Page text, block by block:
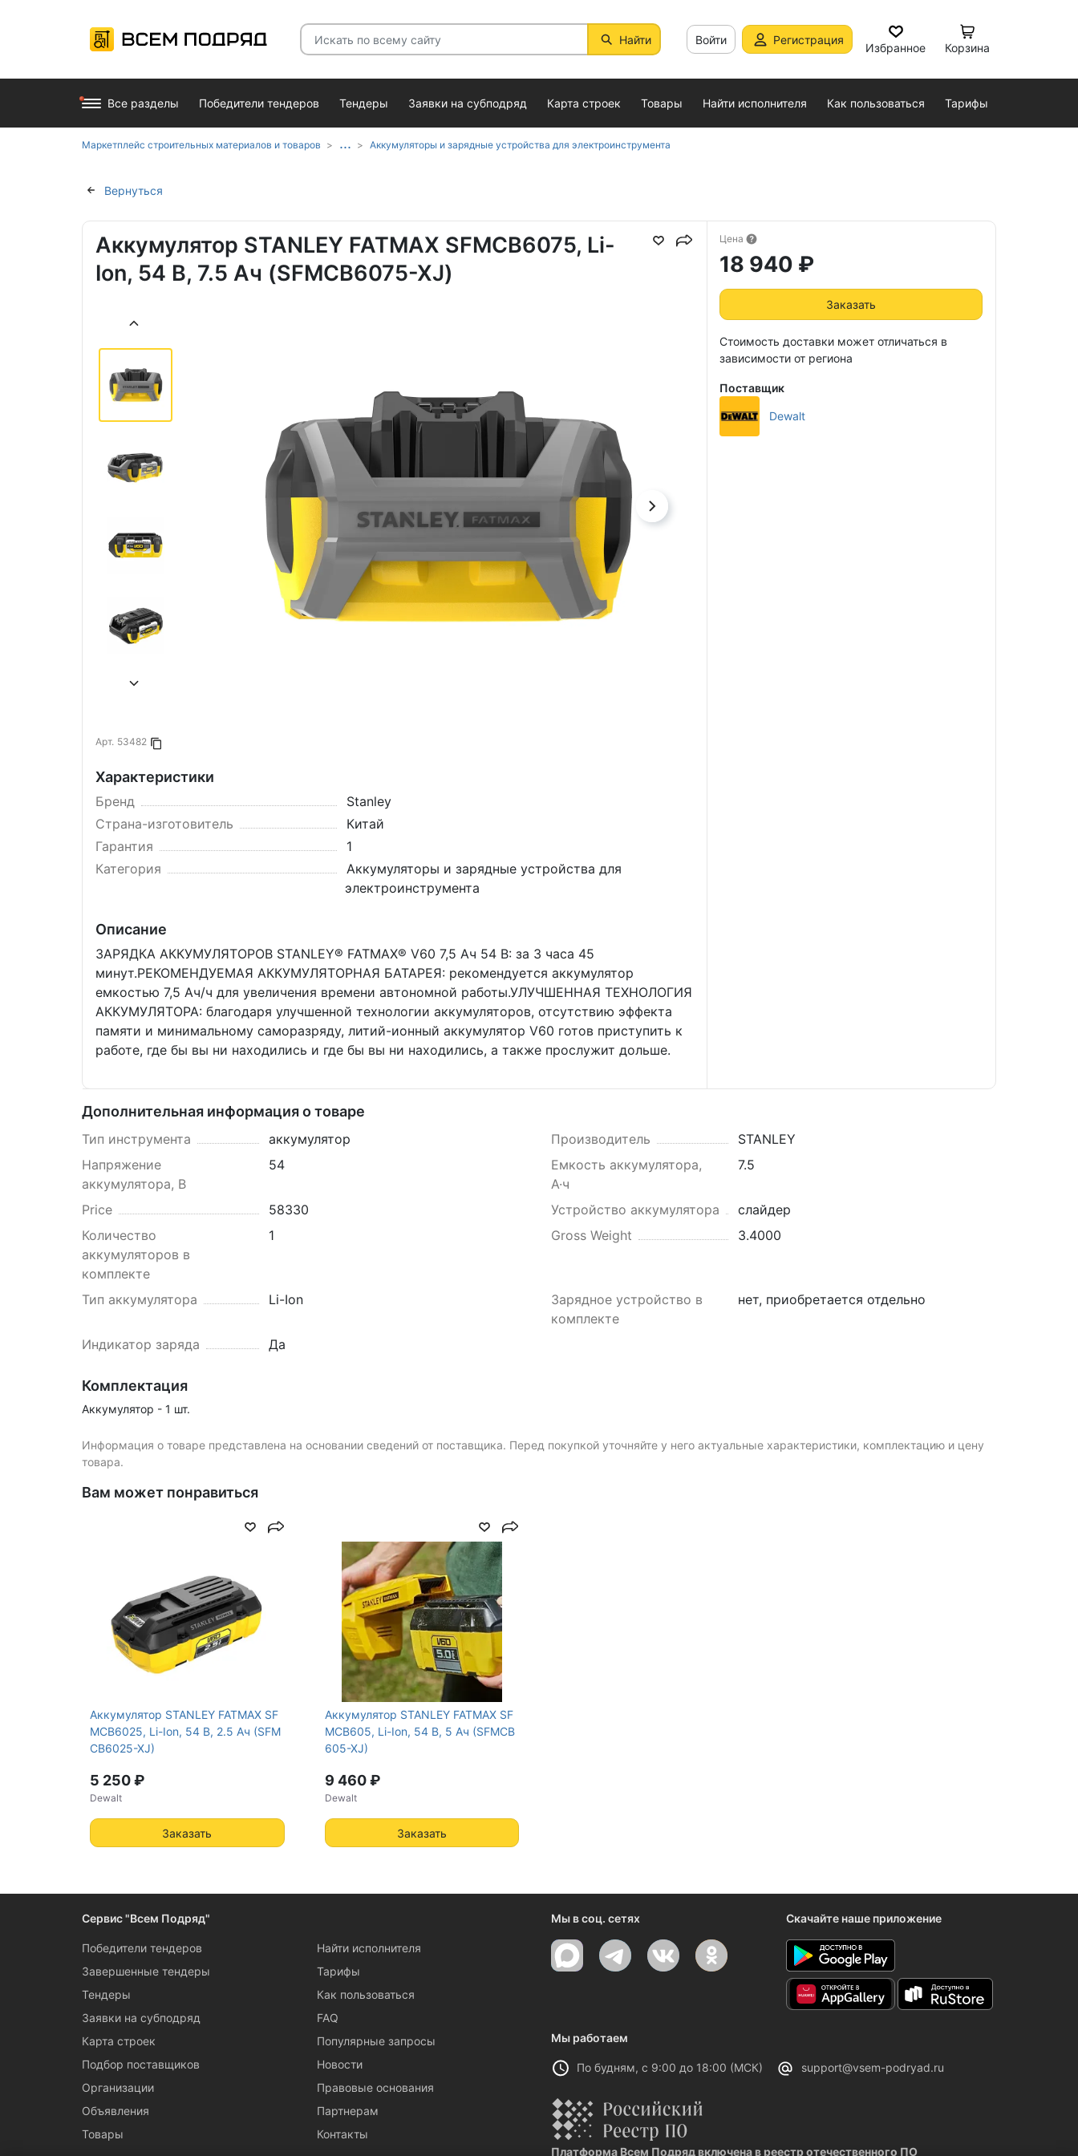
Найти Войти Регистрация
Избранное Корзина
Все разделы Победители тендеров Тендеры Заявки на субподряд Карта строек Товары Найти исполнителя Как пользоваться Тарифы
Маркетплейс строительных материалов и товаров ... Аккумуляторы и зарядные устройства для электроинструмента
Вернуться
Аккумулятор STANLEY FATMAX SFMCB6075, Li-
Ion, 54 В, 7.5 Ач (SFMCB6075-XJ)
Арт. 53482
Копировать в буфер
Характеристики
Бренд
Stanley
Страна-изготовитель
Китай
Гарантия
1
Категория
Аккумуляторы и зарядные устройства для
электроинструмента
Описание
ЗАРЯДКА АККУМУЛЯТОРОВ STANLEY® FATMAX® V60 7,5 Ач 54 В: за 3 часа 45
минут.РЕКОМЕНДУЕМАЯ АККУМУЛЯТОРНАЯ БАТАРЕЯ: рекомендуется аккумулятор
емкостью 7,5 Ач/ч для увеличения времени автономной работы.УЛУЧШЕННАЯ ТЕХНОЛОГИЯ
АККУМУЛЯТОРА: благодаря улучшенной технологии аккумуляторов, отсутствию эффекта
памяти и минимальному саморазряду, литий-ионный аккумулятор V60 готов приступить к
работе, где бы вы ни находились и где бы вы ни находились, а также прослужит дольше.
Цена
18 940 ₽
Заказать
Стоимость доставки может отличаться в
зависимости от региона
Поставщик
Dewalt
Дополнительная информация о товаре
Тип инструмента аккумулятор Производитель
STANLEY
Напряжение
аккумулятора, В
54
Емкость аккумулятора,
А·ч
7.5
Price 58330 Устройство аккумулятора
слайдер
Количество
аккумуляторов в
комплекте
1 Gross Weight 3.4000
Тип аккумулятора Li-Ion
Зарядное устройство в
комплекте
нет, приобретается отдельно
Индикатор заряда Да
Комплектация
Аккумулятор - 1 шт.
Информация о товаре представлена на основании сведений от поставщика. Перед покупкой уточняйте у него актуальные характеристики, комплектацию и цену
товара.
Вам может понравиться
Аккумулятор STANLEY FATMAX SF
MCB6025, Li-Ion, 54 В, 2.5 Ач (SFM
CB6025-XJ)
5 250 ₽
Dewalt
Заказать
Аккумулятор STANLEY FATMAX SF
MCB605, Li-Ion, 54 В, 5 Ач (SFMCB
605-XJ)
9 460 ₽
Dewalt
Заказать
Сервис "Всем Подряд"
Победители тендеров
Завершенные тендеры
Тендеры
Заявки на субподряд
Карта строек
Подбор поставщиков
Организации
Объявления
Товары
Найти исполнителя
Тарифы
Как пользоваться
FAQ
Популярные запросы
Новости
Правовые основания
Партнерам
Контакты
Мы в соц. сетях Скачайте наше приложение
Мы работаем
По будням, с 9:00 до 18:00 (МСК) support@vsem-podryad.ru
Платформа Всем Подряд включена в реестр отечественного ПО